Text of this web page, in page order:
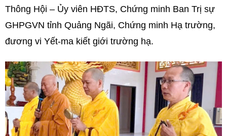
Thông Hội – Ủy viên HĐTS, Chứng minh Ban Trị sự
GHPGVN tỉnh Quảng Ngãi, Chứng minh Hạ trường,
đương vi Yết-ma kiết giới trường hạ.